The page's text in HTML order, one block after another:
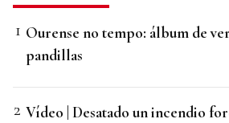
Ourense no tempo: álbum de
pandillas
Vídeo | Desatado un incendio